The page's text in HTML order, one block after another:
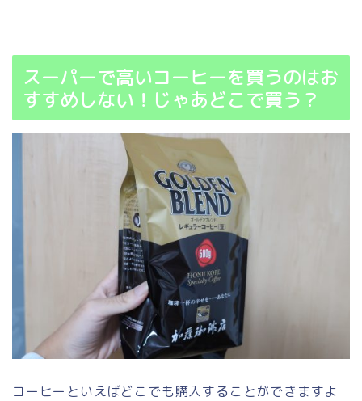
スーパーで高いコーヒーを買うのはお
すすめしない！じゃあどこで買う？
コーヒーといえばどこでも購入することができますよ